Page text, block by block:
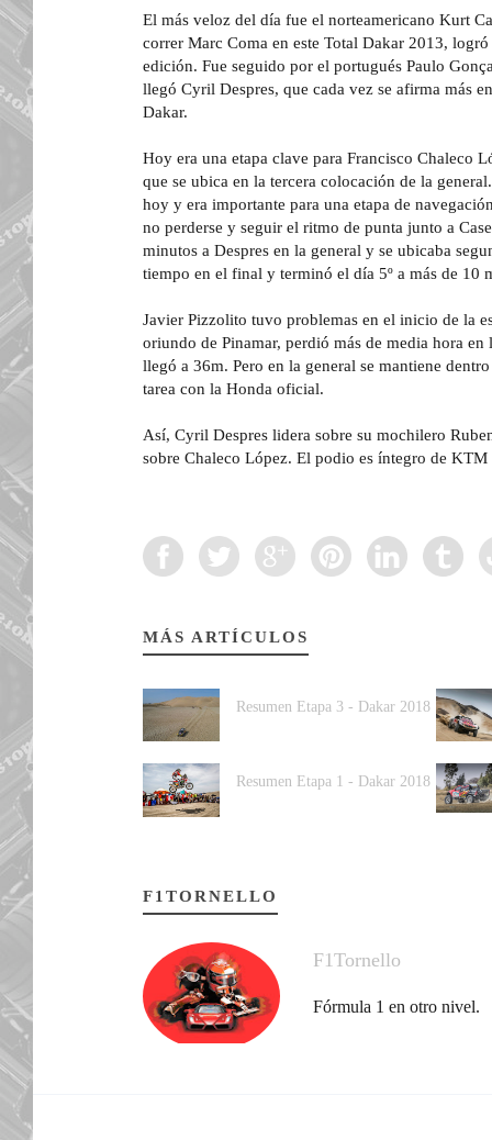
El más veloz del día fue el norteamericano Kurt
correr Marc Coma en este Total Dakar 2013, logró
edición. Fue seguido por el portugués Paulo
llegó Cyril Despres, que cada vez se afirma más
Dakar.
Hoy era una etapa clave para Francisco Chaleco
que se ubica en la tercera colocación de la
hoy y era importante para una etapa de
no perderse y seguir el ritmo de punta junto a
minutos a Despres en la general y se ubicaba
tiempo en el final y terminó el día 5º a más de 10
Javier Pizzolito tuvo problemas en el inicio de la
oriundo de Pinamar, perdió más de media hora
llegó a 36m. Pero en la general se mantiene
tarea con la Honda oficial.
Así, Cyril Despres lidera sobre su mochilero
sobre Chaleco López. El podio es íntegro de KTM
MÁS ARTÍCULOS
Resumen Etapa 3 - Dakar 2018
Resumen Etapa 1 - Dakar 2018
F1TORNELLO
F1Tornello
Fórmula 1 en otro nivel.